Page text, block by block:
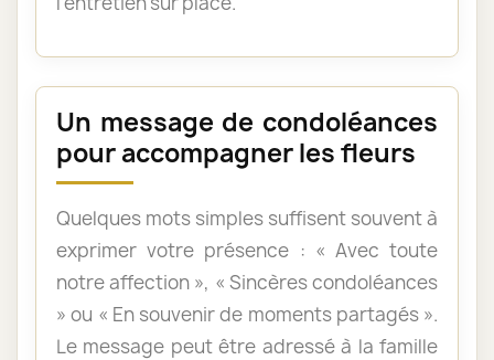
Un message de condoléances
pour accompagner les fleurs
Quelques mots simples suffisent souvent à
exprimer votre présence : « Avec toute
notre affection », « Sincères condoléances
» ou « En souvenir de moments partagés ».
Le message peut être adressé à la famille